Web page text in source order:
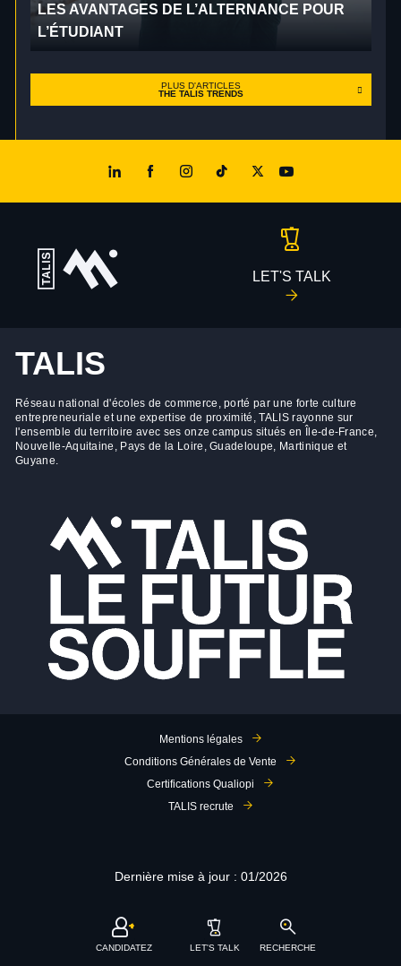
CANDIDATEZ LET'S TALK RECHERCHE
LES AVANTAGES DE L’ALTERNANCE POUR
L’ÉTUDIANT
PLUS D'ARTICLES
THE TALIS TRENDS
LET'S TALK
TALIS
Réseau national d'écoles de commerce, porté par une forte culture
entrepreneuriale et une expertise de proximité, TALIS rayonne sur
l'ensemble du territoire avec ses onze campus situés en Île-de-France,
Nouvelle-Aquitaine, Pays de la Loire, Guadeloupe, Martinique et
Guyane.
Mentions légales
Conditions Générales de Vente
Certifications Qualiopi
TALIS recrute
Dernière mise à jour : 01/2026